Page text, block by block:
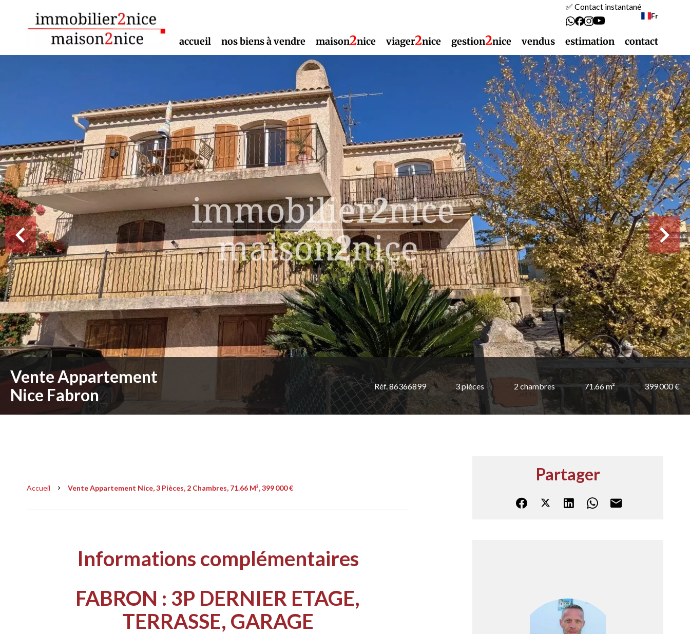
✅ Contact instantané
Fr
accueil nos biens à vendre maison2nice viager2nice gestion2nice vendus estimation contact
Vente Appartement
Nice Fabron
Réf. 86366899 3 pièces 2 chambres 71.66 m² 399 000 €
Accueil Vente Appartement Nice, 3 Pièces, 2 Chambres, 71.66 M², 399 000 €
Informations complémentaires
FABRON : 3P DERNIER ETAGE,
TERRASSE, GARAGE
Partager